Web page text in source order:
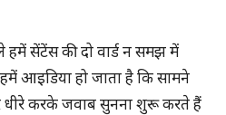
सेंटेंस की दो वार्ड न समझ में
आइडिया हो जाता है कि सामने
धीरे करके जवाब सुनना शुरू करते हैं